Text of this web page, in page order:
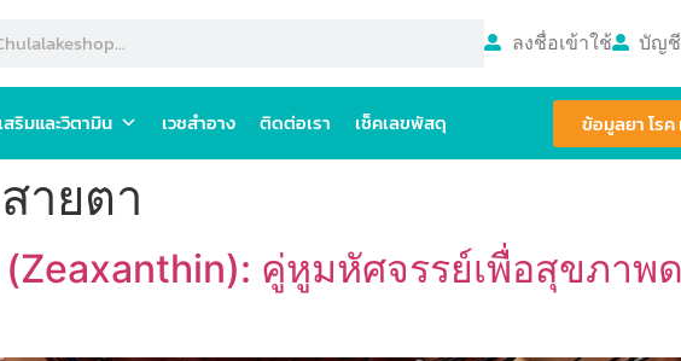
ลงชื่อเข้าใช้ บัญ
สริมและวิตามิน เวชสำอาง ติดต่อเรา เช็คเลขพัสดุ ข้อมูลยา โร
ายตา
คู่หูมหัศจรรย์เพื่อสุขภาพ